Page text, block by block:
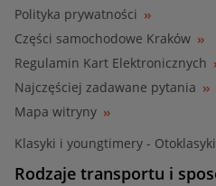
Polityka prywatności
Części samochodowe Kraków
Regulamin Kart Elektronicznych
Najczęściej zadawane pytania
Mapa witryny
Klasyki i youngtimery -
Rodzaje transportu i